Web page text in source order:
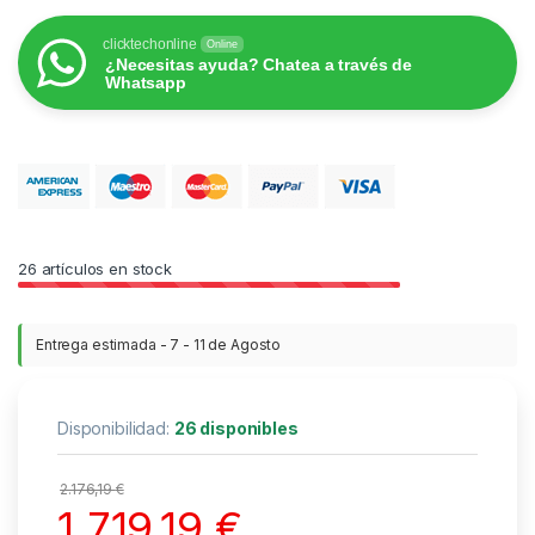
clicktechonline Online
¿Necesitas ayuda? Chatea a través de
Whatsapp
26 artículos en stock
Entrega estimada - 7 - 11 de Agosto
Disponibilidad: 26 disponibles
2.176,19€